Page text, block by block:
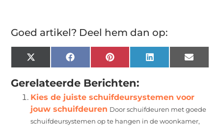
Goed artikel? Deel hem dan op:
X
(Twitter)
FacebookPinterest LinkedIn Email
Gerelateerde Berichten:
Kies de juiste schuifdeursystemen voor
jouw schuifdeuren Door schuifdeuren met goede
schuifdeursystemen op te hangen in de woonkamer,